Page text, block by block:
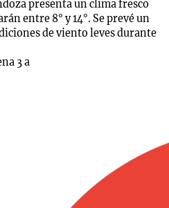
presenta un clima fresco
entre 8° y 14°. Se prevé un
de viento leves durante
3 a